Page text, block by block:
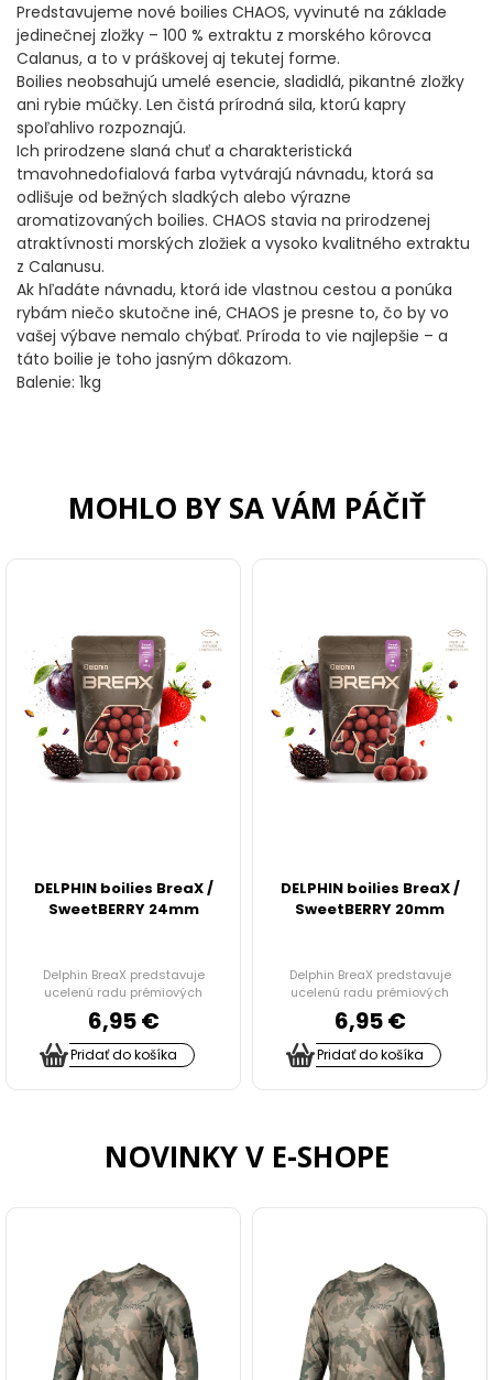
Predstavujeme nové boilies CHAOS, vyvinuté na základe
jedinečnej zložky – 100 % extraktu z morského kôrovca
Calanus, a to v práškovej aj tekutej forme.
Boilies neobsahujú umelé esencie, sladidlá, pikantné zložky
ani rybie múčky. Len čistá prírodná sila, ktorú kapry
spoľahlivo rozpoznajú.
Ich prirodzene slaná chuť a charakteristická
tmavohnedofialová farba vytvárajú návnadu, ktorá sa
odlišuje od bežných sladkých alebo výrazne
aromatizovaných boilies. CHAOS stavia na prirodzenej
atraktívnosti morských zložiek a vysoko kvalitného extraktu
z Calanusu.
Ak hľadáte návnadu, ktorá ide vlastnou cestou a ponúka
rybám niečo skutočne iné, CHAOS je presne to, čo by vo
vašej výbave nemalo chýbať. Príroda to vie najlepšie – a
táto boilie je toho jasným dôkazom.
Balenie: 1kg
MOHLO BY SA VÁM PÁČIŤ
DELPHIN boilies BreaX /
SweetBERRY 24mm
Delphin BreaX predstavuje
ucelenú radu prémiových
nástrah a ...
6,95 €
Pridať do košíka
DELPHIN boilies BreaX /
SweetBERRY 20mm
Delphin BreaX predstavuje
ucelenú radu prémiových
nástrah a ...
6,95 €
Pridať do košíka
NOVINKY V E-SHOPE
NÁHRADNÉ CIEVKY
DOPLNKY K NAVIJAKOM
SPODOVÉ NAVIJAKY
BIŽUTÉRIA
VLASCE, ŠNÚRY, PLETENKY
HÁČIKY
OBRATLÍKY A KARABÍNKY
ZARÁŽKY, STOPPER
KRMÍTKA, OLOVÁ, ZÁŤAŽE
NOŽNICE A KLIEŠTE
PVA PROGRAM
NOŽE A BRÚSKY
HRKÁLKY
BIVAKY A PRÍSTREŠKY
DÁŽDNIKY
SPACÁKY